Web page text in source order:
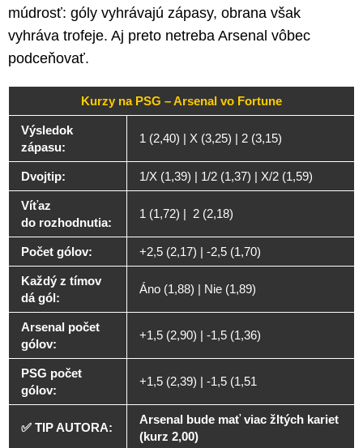
múdrosť: góly vyhrávajú zápasy, obrana však
vyhráva trofeje. Aj preto netreba Arsenal vôbec
podceňovať.
Kurzy na PSG – Arsenal vo Fortune
Výsledok
zápasu:
1 (2,40) | X (3,25) | 2 (3,15)
Dvojtip: 1/X (1,39) | 1/2 (1,37) | X/2 (1,59)
Víťaz
do rozhodnutia:
1 (1,72) | 2 (2,18)
Počet gólov: +2,5 (2,17) | -2,5 (1,70)
Každý z tímov
dá gól:
Áno (1,88) | Nie (1,89)
Arsenal počet
gólov:
+1,5 (2,90) | -1,5 (1,36)
PSG počet
gólov:
+1,5 (2,39) | -1,5 (1,51
✅ TIP AUTORA:
Arsenal bude mať viac žltých kariet
(kurz 2,00)